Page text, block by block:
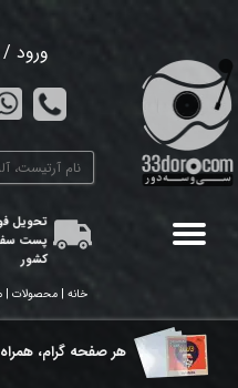
ورود /
تغییر گذر واژه
سفارشات
تحویل
پست
کشور
خانه |
هر ​صفحه گرام،